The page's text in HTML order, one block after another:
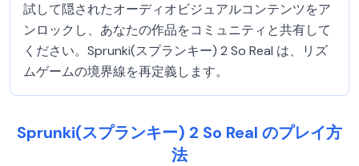
試して隠されたオーディオビジュアルコンテンツをア
ンロックし、あなたの作品をコミュニティと共有して
ください。Sprunki(スプランキー) 2 So Real は、リズ
ムゲームの境界線を再定義します。
Sprunki(スプランキー) 2 So Real のプレイ方
法